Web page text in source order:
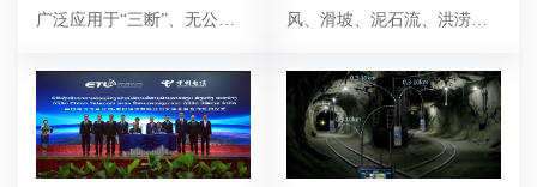
广泛应用于“三断”、无公
救灾、森林防火、消防救援
等行业和场景。
风、滑坡、泥石流、洪涝等
灾害防范应对？ 天通卫星电
话-防汛必备卡请收好！